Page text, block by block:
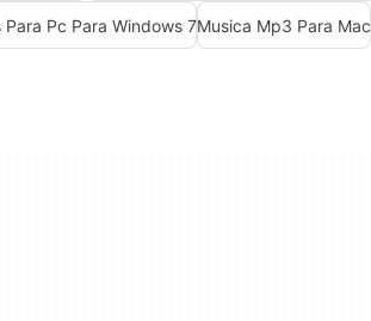
Para Pc Para Windows 7Musica Mp3 Para Mac